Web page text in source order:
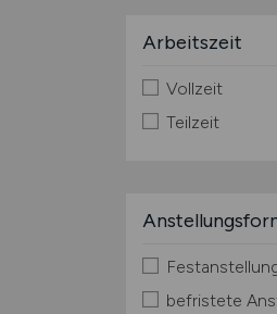
Arbeitszeit
Vollzeit
Teilzeit
befristete